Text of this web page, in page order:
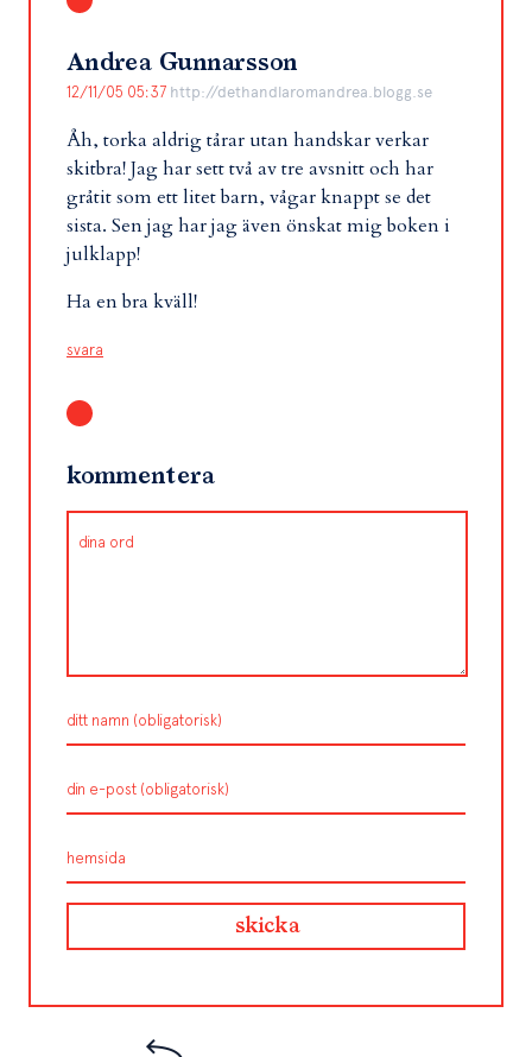
Andrea Gunnarsson
12/11/05 05:37 http://dethandlaromandrea.blogg.se
Åh, torka aldrig tårar utan handskar verkar
skitbra! Jag har sett två av tre avsnitt och har
gråtit som ett litet barn, vågar knappt se det
sista. Sen jag har jag även önskat mig boken i
julklapp!
Ha en bra kväll!
svara
kommentera